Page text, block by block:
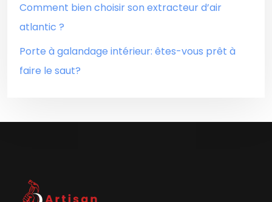
Comment bien choisir son extracteur d’air
atlantic ?
Porte à galandage intérieur: êtes-vous prêt à
faire le saut?